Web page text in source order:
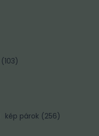
(103)
kép párok (256)